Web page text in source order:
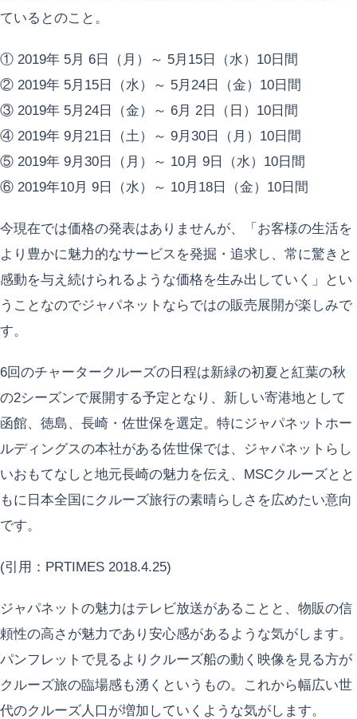
ているとのこと。
① 2019年 5月 6日（月）～ 5月15日（水）10日間
② 2019年 5月15日（水）～ 5月24日（金）10日間
③ 2019年 5月24日（金）～ 6月 2日（日）10日間
④ 2019年 9月21日（土）～ 9月30日（月）10日間
⑤ 2019年 9月30日（月）～ 10月 9日（水）10日間
⑥ 2019年10月 9日（水）～ 10月18日（金）10日間
今現在では価格の発表はありませんが、「お客様の生活を
より豊かに魅力的なサービスを発掘・追求し、常に驚きと
感動を与え続けられるような価格を生み出していく」とい
うことなのでジャパネットならではの販売展開が楽しみで
す。
6回のチャータークルーズの日程は新緑の初夏と紅葉の秋
の2シーズンで展開する予定となり、新しい寄港地として
函館、徳島、長崎・佐世保を選定。特にジャパネットホー
ルディングスの本社がある佐世保では、ジャパネットらし
いおもてなしと地元長崎の魅力を伝え、MSCクルーズとと
もに日本全国にクルーズ旅行の素晴らしさを広めたい意向
です。
(引用：PRTIMES 2018.4.25)
ジャパネットの魅力はテレビ放送があることと、物販の信
頼性の高さが魅力であり安心感があるような気がします。
パンフレットで見るよりクルーズ船の動く映像を見る方が
クルーズ旅の臨場感も湧くというもの。これから幅広い世
代のクルーズ人口が増加していくような気がします。